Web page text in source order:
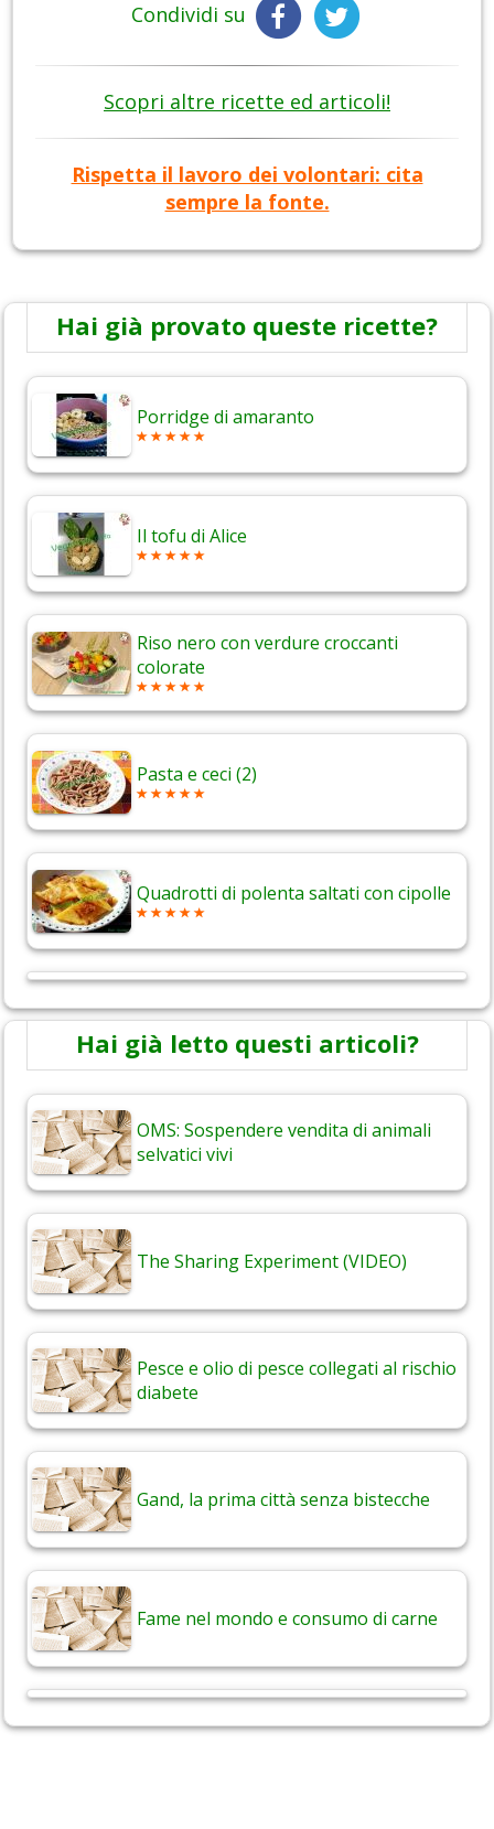
Condividi su
Scopri altre ricette ed articoli!
Rispetta il lavoro dei volontari: cita
sempre la fonte.
Hai già provato queste ricette?
Porridge di amaranto
Il tofu di Alice
Riso nero con verdure croccanti
colorate
Pasta e ceci (2)
Quadrotti di polenta saltati con cipolle
Hai già letto questi articoli?
OMS: Sospendere vendita di animali
selvatici vivi
The Sharing Experiment (VIDEO)
Pesce e olio di pesce collegati al rischio
diabete
Gand, la prima città senza bistecche
Fame nel mondo e consumo di carne